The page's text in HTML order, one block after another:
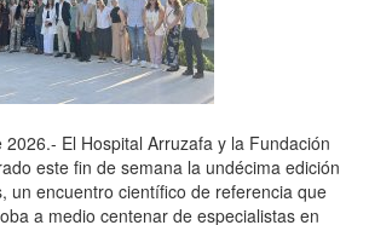
El Hospital Arruzafa y la Fundación
este fin de semana la undécima edición
un encuentro científico de referencia que
a medio centenar de especialistas en